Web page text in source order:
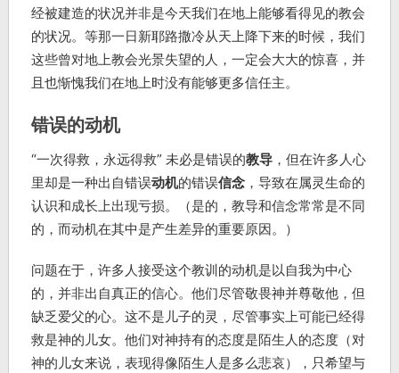
经被建造的状况并非是今天我们在地上能够看得见的教会
的状况。等那一日新耶路撒冷从天上降下来的时候，我们
这些曾对地上教会光景失望的人，一定会大大的惊喜，并
且也惭愧我们在地上时没有能够更多信任主。
错误的动机
“一次得救，永远得救” 未必是错误的教导，但在许多人心
里却是一种出自错误动机的错误信念，导致在属灵生命的
认识和成长上出现亏损。（是的，教导和信念常常是不同
的，而动机在其中是产生差异的重要原因。）
问题在于，许多人接受这个教训的动机是以自我为中心
的，并非出自真正的信心。他们尽管敬畏神并尊敬他，但
缺乏爱父的心。这不是儿子的灵，尽管事实上可能已经得
救是神的儿女。他们对神持有的态度是陌生人的态度（对
神的儿女来说，表现得像陌生人是多么悲哀），只希望与